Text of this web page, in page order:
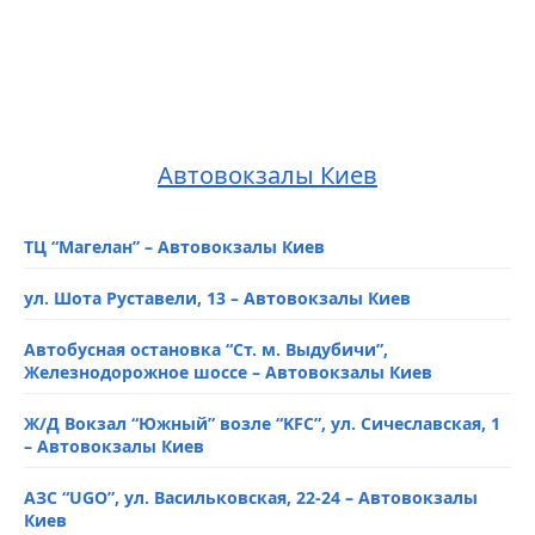
Автовокзалы Киев
ТЦ “Магелан” – Автовокзалы Киев
ул. Шота Руставели, 13 – Автовокзалы Киев
Автобусная остановка “Ст. м. Выдубичи”,
Железнодорожное шоссе – Автовокзалы Киев
Ж/Д Вокзал “Южный” возле “KFC”, ул. Сичеславская, 1
– Автовокзалы Киев
АЗС “UGO”, ул. Васильковская, 22-24 – Автовокзалы
Киев